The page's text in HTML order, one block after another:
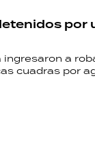
por
a
cuadras por